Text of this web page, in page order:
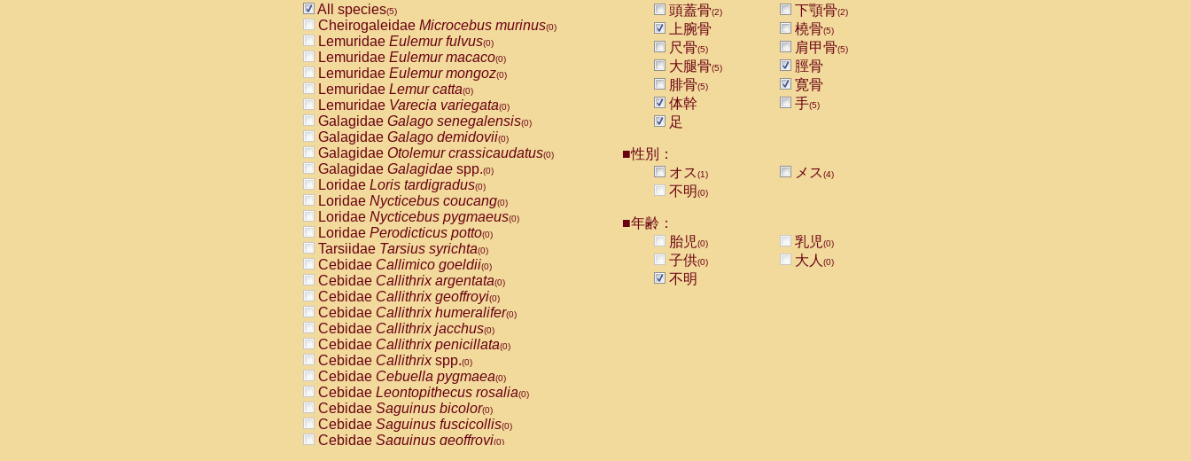
All species(5)
Cheirogaleidae Microcebus murinus(0)
Lemuridae Eulemur fulvus(0)
Lemuridae Eulemur macaco(0)
Lemuridae Eulemur mongoz(0)
Lemuridae Lemur catta(0)
Lemuridae Varecia variegata(0)
Galagidae Galago senegalensis(0)
Galagidae Galago demidovii(0)
Galagidae Otolemur crassicaudatus(0)
Galagidae Galagidae spp.(0)
Loridae Loris tardigradus(0)
Loridae Nycticebus coucang(0)
Loridae Nycticebus pygmaeus(0)
Loridae Perodicticus potto(0)
Tarsiidae Tarsius syrichta(0)
Cebidae Callimico goeldii(0)
Cebidae Callithrix argentata(0)
Cebidae Callithrix geoffroyi(0)
Cebidae Callithrix humeralifer(0)
Cebidae Callithrix jacchus(0)
Cebidae Callithrix penicillata(0)
Cebidae Callithrixspp.(0)
Cebidae Cebuella pygmaea(0)
Cebidae Leontopithecus rosalia(0)
Cebidae Saguinus bicolor(0)
Cebidae Saguinus fuscicollis(0)
Cebidae Saguinus geoffroyi(0)
頭蓋骨(2) 下顎骨(2)
上腕骨 橈骨(5)
尺骨(5) 肩甲骨(5)
大腿骨(5)
脛骨
腓骨(5)
寛骨
体幹
手(5)
足
■性別：
オス(1) メス(4)
不明(0)
■年齢：
胎児(0) 乳児(0)
子供(0) 大人 (0)
不明